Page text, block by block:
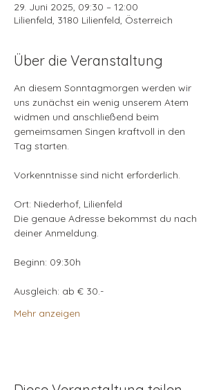
29. Juni 2025, 09:30 – 12:00
Lilienfeld, 3180 Lilienfeld, Österreich
Über die Veranstaltung
An diesem Sonntagmorgen werden wir
uns zunächst ein wenig unserem Atem
widmen und anschließend beim
gemeimsamen Singen kraftvoll in den
Tag starten.
Vorkenntnisse sind nicht erforderlich.
Ort: Niederhof, Lilienfeld
Die genaue Adresse bekommst du nach
deiner Anmeldung.
Beginn: 09:30h
Ausgleich: ab € 30.-
Mehr anzeigen